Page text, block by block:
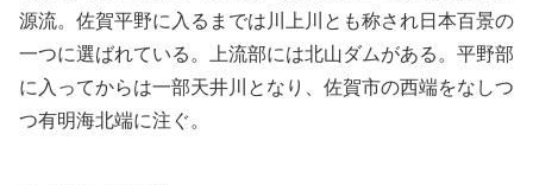
源流。佐賀平野に入るまでは川上川とも称され日本百景の
一つに選ばれている。上流部には北山ダムがある。平野部
に入ってからは一部天井川となり、佐賀市の西端をなしつ
つ有明海北端に注ぐ。